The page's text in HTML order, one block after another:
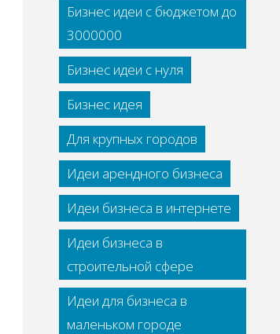
Бизнес идеи с бюджетом до
3000000
Бизнес идеи с нуля
Бизнес идея
Для крупных городов
Идеи арендного бизнеса
Идеи бизнеса в интернете
Идеи бизнеса в
строительной сфере
Идеи для бизнеса в
маленьком городе